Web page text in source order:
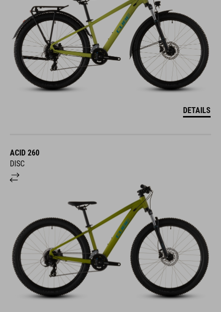
DETAILS
ACID 260
DISC